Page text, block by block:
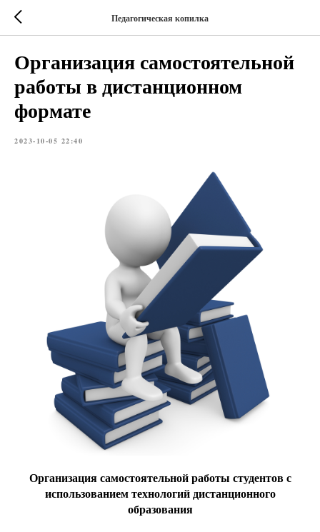
Педагогическая копилка
Организация самостоятельной
работы в дистанционном
формате
2023-10-05 22:40
Организация самостоятельной работы студентов с
использованием технологий дистанционного
образования